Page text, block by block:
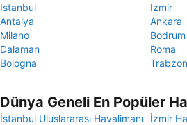
Istanbul
Izmir
Antalya
Ankara
Milano
Bodrum
Dalaman
Roma
Bologna
Trabzon
Dünya Geneli En Popüler
İstanbul Uluslararası Havalimanı
İzmir